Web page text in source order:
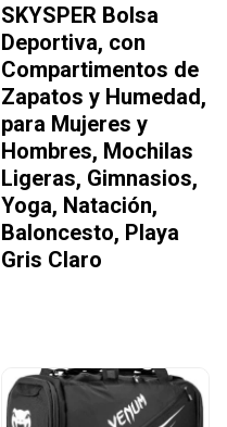
SKYSPER Bolsa
Deportiva, con
Compartimentos de
Zapatos y Humedad,
para Mujeres y
Hombres, Mochilas
Ligeras, Gimnasios,
Yoga, Natación,
Baloncesto, Playa
Gris Claro